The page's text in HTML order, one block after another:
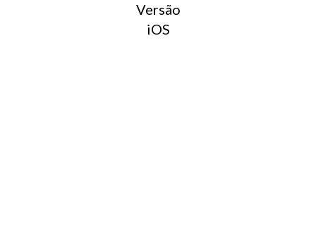
Versão
iOS